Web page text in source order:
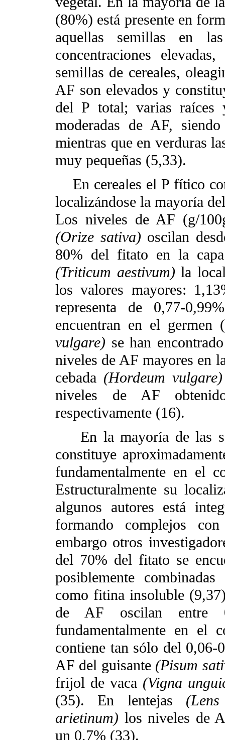
(80%) está presente en
aquellas semillas en
concentraciones
semillas de cereales,
AF son elevados y
del P total; varias raíces
moderadas de AF,
mientras que en verduras
muy pequeñas (5,33).
En cereales el P fítico
localizándose la mayoría
Los niveles de AF (g/
(Orize sativa) oscilan
80% del fitato en la
(Triticum aestivum)la
los valores mayores:
representa de 0,77-
encuentran en el
vulgare) se han
niveles de AF mayores en
cebada (Hordeum
niveles de AF
respectivamente (16).
En la mayoría de las
constituye
fundamentalmente en el
Estructuralmente su
algunos autores está
formando complejos
embargo otros
del 70% del fitato se
posiblemente
como fitina insoluble
de AF oscilan entre
fundamentalmente en el
contiene tan sólo del
AF del guisante (Pisum
frijol de vaca (Vigna
(35). En lentejas
arietinum) los niveles de
un 0,7% (33).